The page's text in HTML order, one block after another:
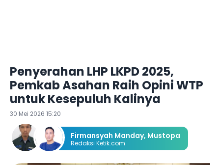
Penyerahan LHP LKPD 2025,
Pemkab Asahan Raih Opini WTP
untuk Kesepuluh Kalinya
30 Mei 2026 15:20
Firmansyah Manday, Mustopa
Redaksi Ketik.com